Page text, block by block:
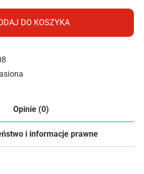
DO KOSZYKA
Opinie (0)
i informacje prawne